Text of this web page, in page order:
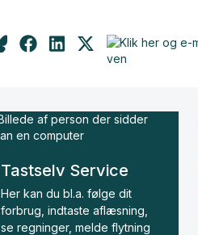
Tastselv Service
Her kan du bl.a. følge dit
forbrug, indtaste aflæsning,
se regninger, melde flytning